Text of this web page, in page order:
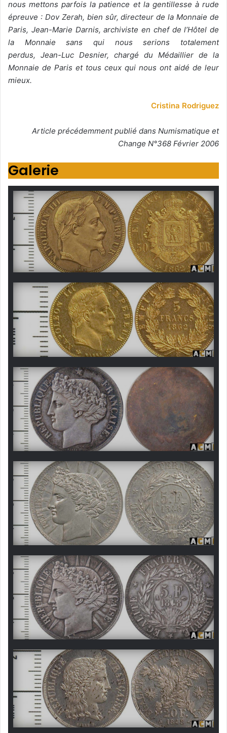
nous mettons parfois la patience et la gentillesse à rude
épreuve : Dov Zerah, bien sûr, directeur de la Monnaie de
Paris, Jean-Marie Darnis, archiviste en chef de l’Hôtel de
la Monnaie sans qui nous serions totalement
perdus, Jean-Luc Desnier, chargé du Médaillier de la
Monnaie de Paris et tous ceux qui nous ont aidé de leur
mieux.
Cristina Rodriguez
Article précédemment publié dans Numismatique et
Change N°368 Février 2006
Galerie